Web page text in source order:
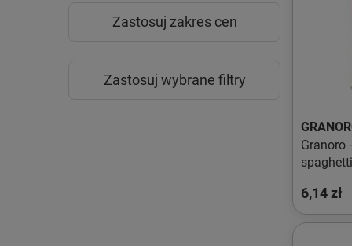
Zastosuj zakres cen
Zastosuj wybrane filtry
Granoro
6,14 zł